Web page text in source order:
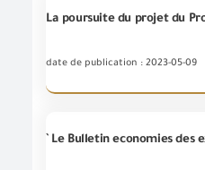
date de publication : 2023-05-09